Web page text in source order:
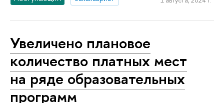
Увеличено плановое
количество платных мест
на ряде образовательных
программ